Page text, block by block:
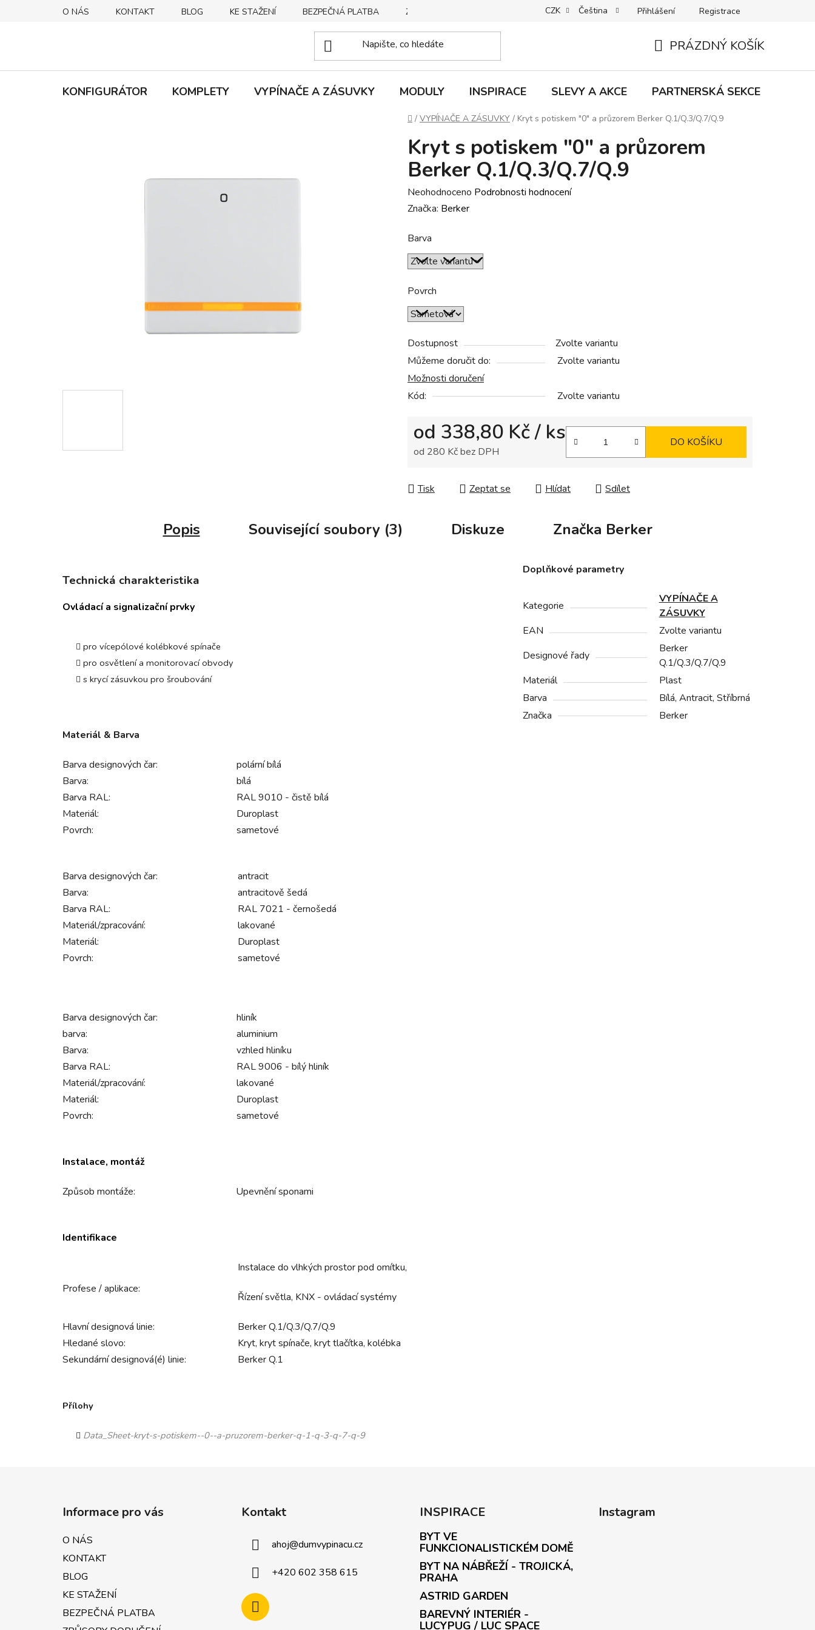
O NÁS KONTAKT BLOG KE STAŽENÍ BEZPEČNÁ PLATBA ZPŮSOBY DORUČENÍ REKLAMACE | VRÁCENÍ | VÝMĚNA ZBOŽÍ B2C VŠEOBECNÉ
CZK Čeština Přihlášení Registrace
KOŠÍK
PRÁZDNÝ KOŠÍK
KONFIGURÁTOR KOMPLETY VYPÍNAČE A ZÁSUVKY MODULY INSPIRACE SLEVY A AKCE PARTNERSKÁ SEKCE
Domů
/ VYPÍNAČE A ZÁSUVKY / Kryt s potiskem "0" a průzorem Berker Q.1/Q.3/Q.7/Q.9
Kryt s potiskem "0" a průzorem
Berker Q.1/Q.3/Q.7/Q.9
Průměrné
hodnocení
je
0,0
z
5
hvězdiček.
Neohodnoceno Podrobnosti hodnocení
Značka: Berker
Barva
Povrch
Dostupnost
Zvolte variantu
Můžeme doručit do:
Zvolte variantu
Možnosti doručení
Kód:
Zvolte variantu
od 338,80 Kč/ ks
od 280 Kčbez DPH
DO KOŠÍKU
Tisk Zeptat se Hlídat Sdílet
Popis Související soubory (3) Diskuze Značka Berker
Technická charakteristika
Ovládací a signalizační prvky
pro vícepólové kolébkové spínače
pro osvětlení a monitorovací obvody
s krycí zásuvkou pro šroubování
Materiál & Barva
Barva designových čar:
polární bílá
Barva:
bílá
Barva RAL:
RAL 9010 - čistě bílá
Materiál:
Duroplast
Povrch:
sametové
Barva designových čar:
antracit
Barva:
antracitově šedá
Barva RAL:
RAL 7021 - černošedá
Materiál/zpracování:
lakované
Materiál:
Duroplast
Povrch:
sametové
Barva designových čar:
hliník
barva:
aluminium
Barva:
vzhled hliníku
Barva RAL:
RAL 9006 - bílý hliník
Materiál/zpracování:
lakované
Materiál:
Duroplast
Povrch:
sametové
Instalace, montáž
Způsob montáže: Upevnění sponami
Identifikace
Profese / aplikace:
Instalace do vlhkých prostor pod omítku,
Řízení světla, KNX - ovládací systémy
Hlavní designová linie:
Berker Q.1/Q.3/Q.7/Q.9
Hledané slovo:
Kryt, kryt spínače, kryt tlačítka, kolébka
Sekundární designová(é) linie:
Berker Q.1
Přílohy
Data_Sheet-kryt-s-potiskem--0--a-pruzorem-berker-q-1-q-3-q-7-q-9
Doplňkové parametry
Kategorie
VYPÍNAČE A
ZÁSUVKY
EAN
Zvolte variantu
Designové řady
Berker
Q.1/Q.3/Q.7/Q.9
Materiál
Plast
Barva
Bílá, Antracit, Stříbrná
Značka
Berker
Informace pro vás
O NÁS
KONTAKT
BLOG
KE STAŽENÍ
BEZPEČNÁ PLATBA
Kontakt
ahoj@dumvypinacu.cz
+420 602 358 615
INSPIRACE
BYT VE
FUNKCIONALISTICKÉM DOMĚ
BYT NA NÁBŘEŽÍ - TROJICKÁ,
PRAHA
ASTRID GARDEN
BAREVNÝ INTERIÉR -
LUCYPUG / LUC SPACE
Instagram